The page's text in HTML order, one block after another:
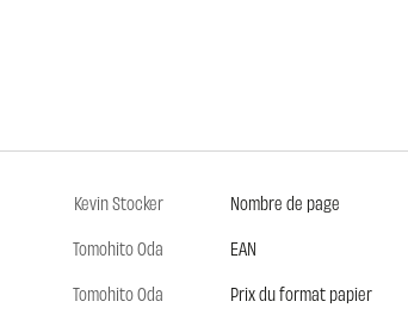
Kevin Stocker
Tomohito Oda
Tomohito Oda
Nombre de page
EAN
Prix du format papier